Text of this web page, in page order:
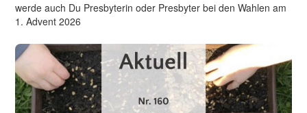
werde auch Du Presbyterin oder Presbyter bei den Wahlen am
1. Advent 2026